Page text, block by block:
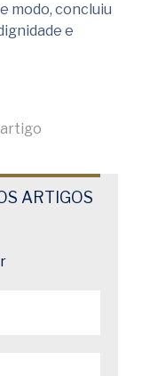
modo, concluiu
e
ARTIGOS